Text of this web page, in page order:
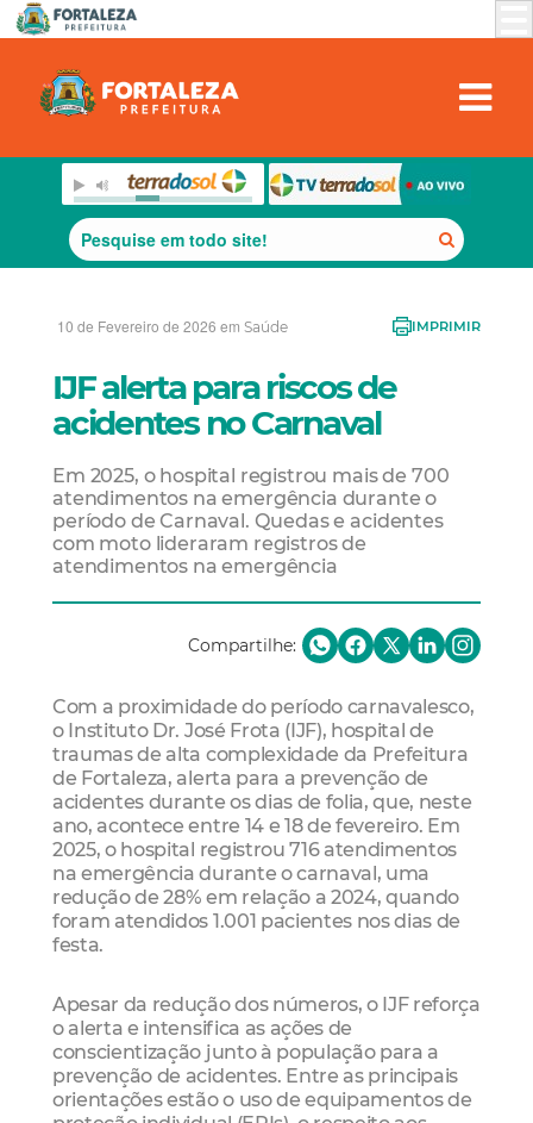
10 de Fevereiro de 2026 em Saúde IMPRIMIR
IJF alerta para riscos de
acidentes no Carnaval
Em 2025, o hospital registrou mais de 700
atendimentos na emergência durante o
período de Carnaval. Quedas e acidentes
com moto lideraram registros de
atendimentos na emergência
Compartilhe:
Com a proximidade do período carnavalesco,
o Instituto Dr. José Frota (IJF), hospital de
traumas de alta complexidade da Prefeitura
de Fortaleza, alerta para a prevenção de
acidentes durante os dias de folia, que, neste
ano, acontece entre 14 e 18 de fevereiro. Em
2025, o hospital registrou 716 atendimentos
na emergência durante o carnaval, uma
redução de 28% em relação a 2024, quando
foram atendidos 1.001 pacientes nos dias de
festa.
Apesar da redução dos números, o IJF reforça
o alerta e intensifica as ações de
conscientização junto à população para a
prevenção de acidentes. Entre as principais
orientações estão o uso de equipamentos de